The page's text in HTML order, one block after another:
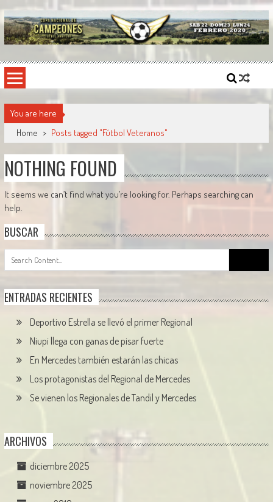
to
content
Copa Nacional de Campeones
El torneo semestral que reúne a los mejores equipos de fútbol sintético del país.
You are here
Home > Posts tagged "Fútbol Veteranos"
NOTHING FOUND
It seems we can’t find what you’re looking for. Perhaps searching can
help.
BUSCAR
for:
ENTRADAS RECIENTES
Deportivo Estrella se llevó el primer Regional
Niupi llega con ganas de pisar fuerte
En Mercedes también estarán las chicas
Los protagonistas del Regional de Mercedes
Se vienen los Regionales de Tandil y Mercedes
ARCHIVOS
diciembre 2025
noviembre 2025